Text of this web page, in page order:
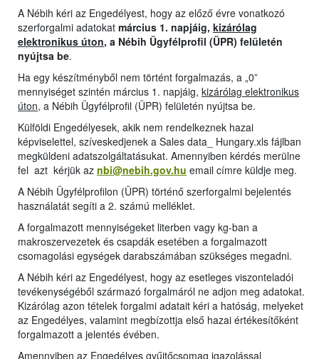
A Nébih kéri az Engedélyest, hogy az előző évre vonatkozó
szerforgalmi adatokat március 1. napjáig, kizárólag
elektronikus úton, a Nébih Ügyfélprofil (ÜPR) felületén
nyújtsa be.
Ha egy készítményből nem történt forgalmazás, a „0”
mennyiséget szintén március 1. napjáig, kizárólag elektronikus
úton, a Nébih Ügyfélprofil (ÜPR) felületén nyújtsa be.
Külföldi Engedélyesek, akik nem rendelkeznek hazai
képviselettel, szíveskedjenek a Sales data_ Hungary.xls fájlban
megküldeni adatszolgáltatásukat. Amennyiben kérdés merülne
fel azt kérjük az nbi@nebih.gov.hu email címre küldje meg.
A Nébih Ügyfélprofilon (ÜPR) történő szerforgalmi bejelentés
használatát segíti a 2. számú melléklet.
A forgalmazott mennyiségeket literben vagy kg-ban a
makroszervezetek és csapdák esetében a forgalmazott
csomagolási egységek darabszámában szükséges megadni.
A Nébih kéri az Engedélyest, hogy az esetleges viszonteladói
tevékenységéből származó forgalmáról ne adjon meg adatokat.
Kizárólag azon tételek forgalmi adatait kéri a hatóság, melyeket
az Engedélyes, valamint megbízottja első hazai értékesítőként
forgalmazott a jelentés évében.
Amennyiben az Engedélyes gyűjtőcsomag igazolással